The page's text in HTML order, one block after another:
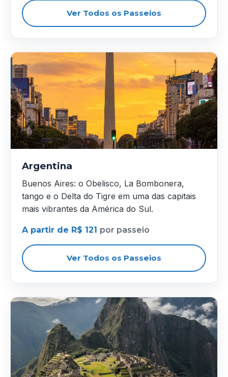
Ver Todos os Passeios
Argentina
Buenos Aires: o Obelisco, La Bombonera,
tango e o Delta do Tigre em uma das capitais
mais vibrantes da América do Sul.
A partir de R$ 121 por passeio
Ver Todos os Passeios